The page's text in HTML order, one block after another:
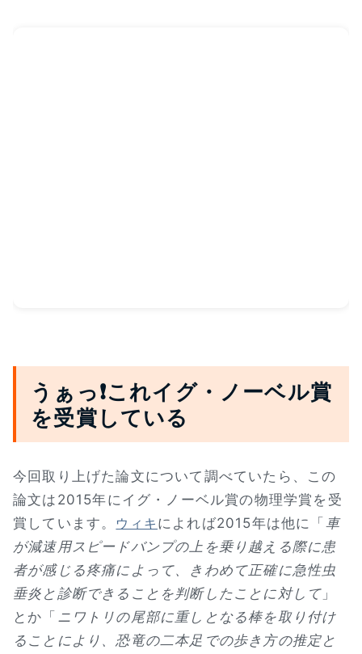
うぁっ❗これイグ・ノーベル賞
を受賞している
今回取り上げた論文について調べていたら、この
論文は2015年にイグ・ノーベル賞の物理学賞を受
賞しています。
ウィキ によれば2015年は他に「車
が減速用スピードバンプの上を乗り越える際に患
者が感じる疼痛によって、きわめて正確に急性虫
垂炎と診断できることを判断したことに対して 」
とか「 ニワトリの尾部に重しとなる棒を取り付け
ることにより、恐竜の二本足での歩き方の推定と